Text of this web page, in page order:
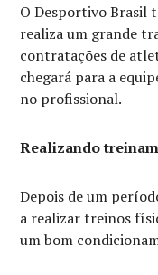
O Desportivo Brasil
realiza um grande
contratações de
chegará para a
no profissional.
Realizando
Depois de um
a realizar treinos
um bom